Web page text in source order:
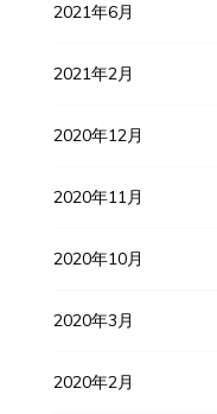
2021年6月
2021年2月
2020年12月
2020年11月
2020年10月
2020年3月
2020年2月